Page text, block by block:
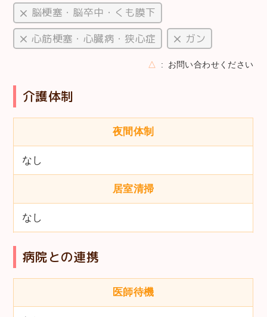
脳梗塞・脳卒中・くも膜下
心筋梗塞・心臓病・狭心症
ガン
△ お問い合わせください
介護体制
夜間体制
なし
居室清掃
なし
病院との連携
医師待機